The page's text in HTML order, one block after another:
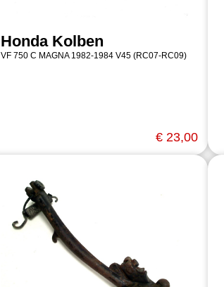
Honda Kolben
VF 750 C MAGNA 1982-1984 V45 (RC07-RC09)
€ 23,00